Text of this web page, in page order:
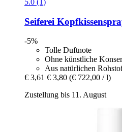
Seiferei
-5%
Tolle Duftnote
Ohne künstliche
Aus natürlichen
€ 3,61 € 3,80 (€ 722,00 / l)
Zustellung bis 11. August